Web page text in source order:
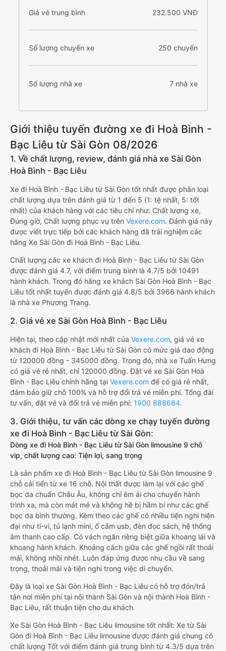
Giá vé trung bình 232.500 VNĐ
Số lượng chuyến xe 250 chuyến
Số lượng nhà xe 7 nhà xe
Giới thiệu tuyến đường xe đi Hoà Bình -
Bạc Liêu từ Sài Gòn 08/2026
1. Về chất lượng, review, đánh giá nhà xe Sài Gòn
Hoà Bình - Bạc Liêu
Xe đi Hoà Bình - Bạc Liêu từ Sài Gòn tốt nhất được phân loại
chất lượng dựa trên đánh giá từ 1 đến 5 (1: tệ nhất, 5: tốt
nhất) của khách hàng với các tiêu chí như: Chất lượng xe,
Đúng giờ, Chất lượng phục vụ trên Vexere.com. Đánh giá này
được viết trực tiếp bởi các khách hàng đã trải nghiệm các
hãng Xe Sài Gòn đi Hoà Bình - Bạc Liêu.
Chất lượng các xe khách đi Hoà Bình - Bạc Liêu từ Sài Gòn
được đánh giá 4.7, với điểm trung bình là 4.7/5 bởi 10491
hành khách. Trong đó hãng xe khách Sài Gòn Hoà Bình - Bạc
Liêu tốt nhất tuyến được đánh giá 4.8/5 bởi 3966 hành khách
là nhà xe Phương Trang.
2. Giá vé xe Sài Gòn Hoà Bình - Bạc Liêu
Hiện tại, theo cập nhật mới nhất của Vexere.com, giá vé xe
khách đi Hoà Bình - Bạc Liêu từ Sài Gòn có mức giá dao động
từ 120000 đồng - 345000 đồng. Trong đó, nhà xe Tuấn Hưng
có giá vé rẻ nhất, chỉ 120000 đồng. Đặt vé xe Sài Gòn Hoà
Bình - Bạc Liêu chính hãng tại Vexere.com để có giá rẻ nhất,
đảm bảo giữ chỗ 100% và hỗ trợ đổi trả vé miễn phí. Tổng đài
tư vấn, đặt vé và đổi trả vé miễn phí: 1900 888684.
3. Giới thiệu, tư vấn các dòng xe chạy tuyến đường
xe đi Hoà Bình - Bạc Liêu từ Sài Gòn:
Dòng xe đi Hoà Bình - Bạc Liêu từ Sài Gòn limousine 9 chỗ
vip, chất lượng cao: Tiện lợi, sang trọng
Là sản phẩm xe đi Hoà Bình - Bạc Liêu từ Sài Gòn limousine 9
chỗ cải tiến từ xe 16 chỗ. Nội thất được làm lại với các ghế
bọc da chuẩn Châu Âu, không chỉ êm ái cho chuyến hành
trình xa, mà còn mát mẻ và không hề bị hầm bí như các ghế
bọc da bình thường. Kèm theo các ghế có nhiều tiện nghi hiện
đại như ti-vi, tủ lạnh mini, ổ cắm usb, đèn đọc sách, hệ thống
âm thanh cao cấp. Có vách ngăn riêng biệt giữa khoang lái và
khoang hành khách. Khoảng cách giữa các ghế ngồi rất thoải
mái, không nhồi nhét. Luôn đáp ứng được nhu cầu về sang
trọng, thoải mái và tiện nghi trong việc di chuyển.
Đây là loại xe Sài Gòn Hoà Bình - Bạc Liêu có hỗ trợ đón/trả
tận nơi miễn phí tại nội thành Sài Gòn và nội thành Hoà Bình -
Bạc Liêu, rất thuận tiện cho du khách.
Xe Sài Gòn Hoà Bình - Bạc Liêu limousine tốt nhất: Xe từ Sài
Gòn đi Hoà Bình - Bạc Liêu limousine được đánh giá chung có
chất lượng Tốt với điểm đánh giá trung bình từ 4.3/5 dựa trên